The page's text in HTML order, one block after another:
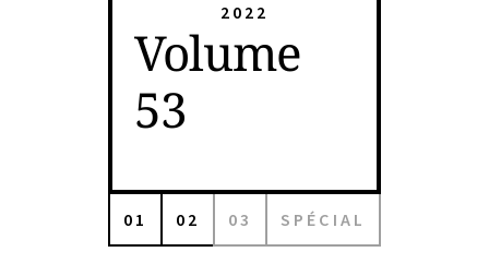
2022
Volume
53
01 02 03 SPÉCIAL